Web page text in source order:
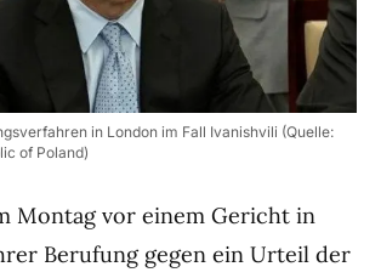
in London im Fall Ivanishvili (Quelle:
of Poland)
Montag vor einem Gericht in
Berufung gegen ein Urteil der